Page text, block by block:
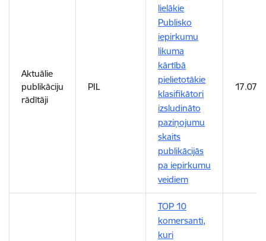
Aktuālie
publikāciju
rādītāji
PIL
lielākie
Publisko
iepirkumu
likuma
kārtībā
pielietotākie
klasifikātori
izsludināto
paziņojumu
skaits
publikācijās
pa iepirkumu
veidiem
TOP 10
komersanti,
kuri